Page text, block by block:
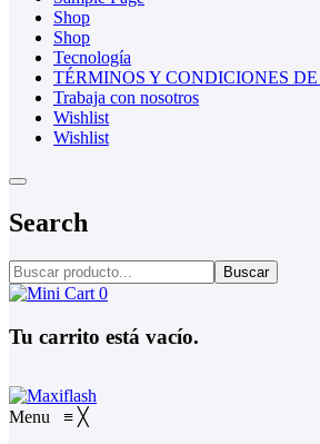
Shop
Shop
Tecnología
TÉRMINOS Y CONDICIONES DE
Trabaja con nosotros
Wishlist
Wishlist
Search
Buscar
0
Tu carrito está vacío.
Menu ≡ ╳